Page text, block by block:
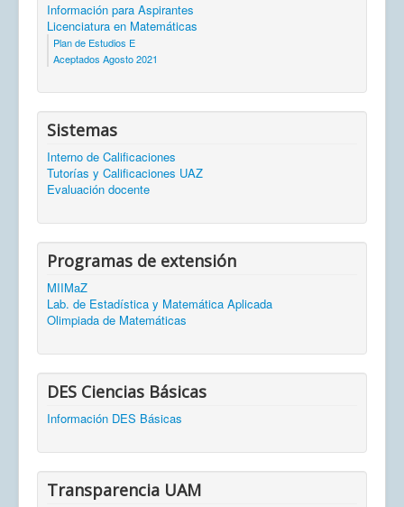
Información para Aspirantes
Licenciatura en Matemáticas
Plan de Estudios E
Aceptados Agosto 2021
Sistemas
Interno de Calificaciones
Tutorías y Calificaciones UAZ
Evaluación docente
Programas de extensión
MIIMaZ
Lab. de Estadística y Matemática Aplicada
Olimpiada de Matemáticas
DES Ciencias Básicas
Información DES Básicas
Transparencia UAM